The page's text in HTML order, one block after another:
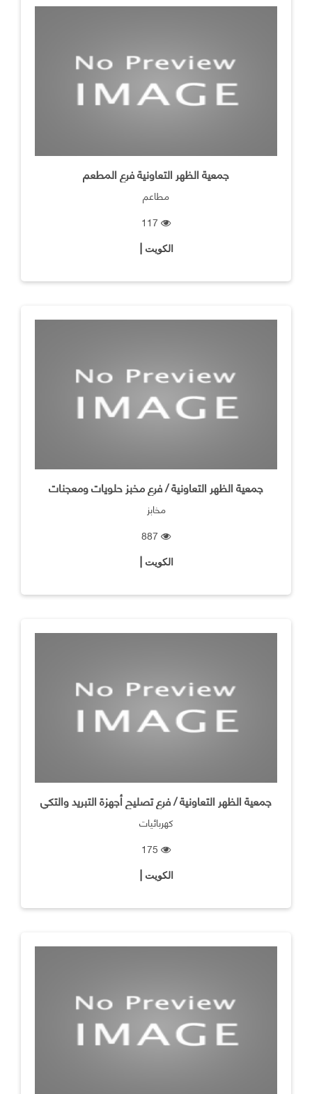
جمعية الظهر التعاونية فرع المطعم
مطاعم
الكويت |
جمعية الظهر التعاونية / فرع مخبز حلويات ومعجنات
مخابز
الكويت |
جمعية الظهر التعاونية / فرع تصليح أجهزة التبريد والتكي
كهربائيات
الكويت |